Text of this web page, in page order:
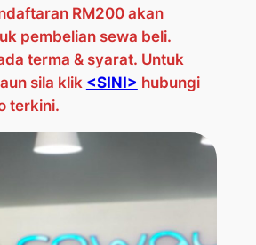
RM200 akan
pembelian sewa beli.
terma & syarat. Untuk
sila klik <SINI> hubungi
terkini.